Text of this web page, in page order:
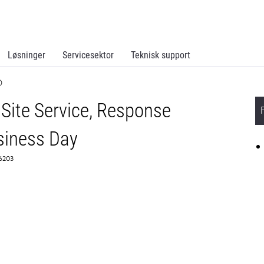
Løsninger Servicesektor Teknisk support
Service, Response
Day